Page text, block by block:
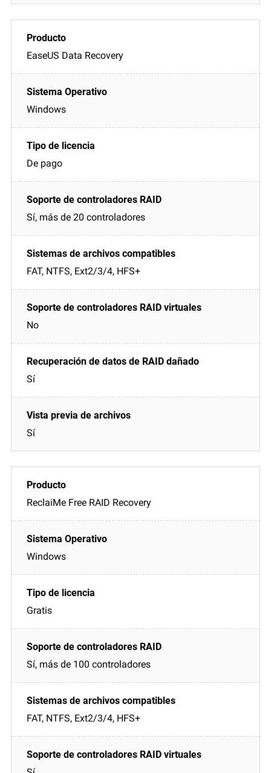
EaseUS Data Recovery
Windows
De pago
Sí, más de 20 controladores
FAT, NTFS, Ext2/3/4, HFS+
No
Sí
Sí
ReclaiMe Free RAID Recovery
Windows
Gratis
Sí, más de 100 controladores
FAT, NTFS, Ext2/3/4, HFS+